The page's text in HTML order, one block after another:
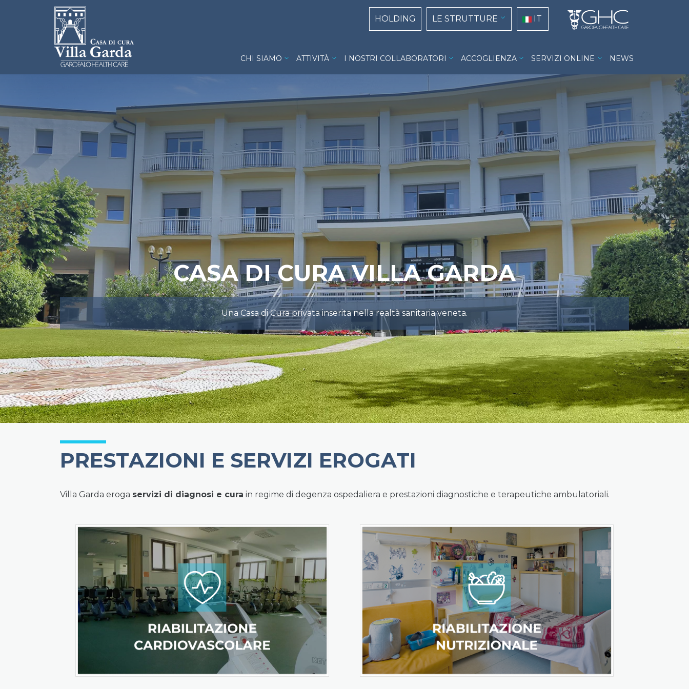
Salta al contenuto principale
Centri Top navigation
HOLDING LE STRUTTURE
Select your language
IT
CHI SIAMO ATTIVITÀ I NOSTRI COLLABORATORI ACCOGLIENZA SERVIZI ONLINE NEWS
CASA DI CURA VILLA GARDA
Una Casa di Cura privata inserita nella realtà sanitaria veneta.
PRESTAZIONI E SERVIZI EROGATI
Villa Garda eroga servizi di diagnosi e cura in regime di degenza ospedaliera e prestazioni diagnostiche e terapeutiche ambulatoriali.